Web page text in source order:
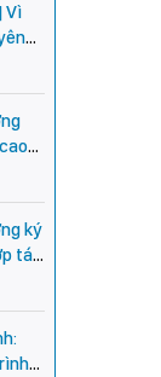
Vì
tại
ký
tác